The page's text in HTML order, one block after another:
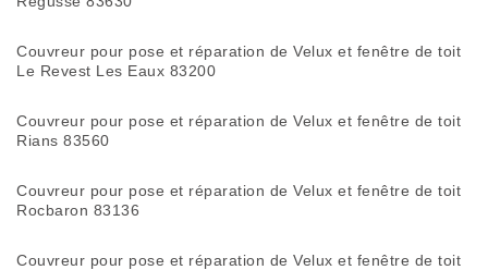
Couvreur pour pose et réparation de Velux et fenêtre de toit
Le Revest Les Eaux 83200
Couvreur pour pose et réparation de Velux et fenêtre de toit
Rians 83560
Couvreur pour pose et réparation de Velux et fenêtre de toit
Rocbaron 83136
Couvreur pour pose et réparation de Velux et fenêtre de toit